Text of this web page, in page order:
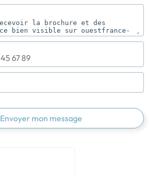
Envoyer mon message